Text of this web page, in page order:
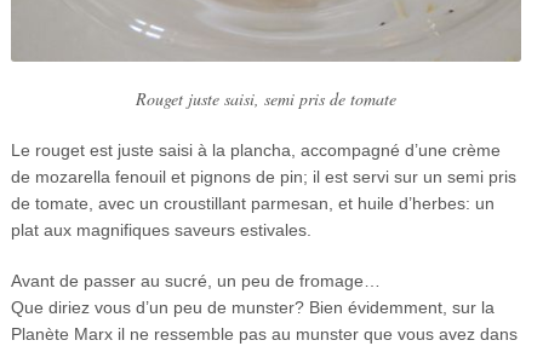
Rouget juste saisi, semi pris de tomate
Le rouget est juste saisi à la plancha, accompagné d’une crème
de mozarella fenouil et pignons de pin; il est servi sur un semi pris
de tomate, avec un croustillant parmesan, et huile d’herbes: un
plat aux magnifiques saveurs estivales.
Avant de passer au sucré, un peu de fromage…
Que diriez vous d’un peu de munster? Bien évidemment, sur la
Planète Marx il ne ressemble pas au munster que vous avez dans